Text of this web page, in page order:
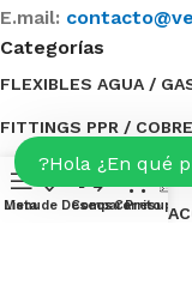
E.mail:
Categorías
FLEXIBLES AGUA /
FITTINGS PPR /
ESTANQUES DE AGUA
BOMBAS DE AGUA /
Hola ¿En qué
Menu
Lista de Deseos
Compare
0
Carrito